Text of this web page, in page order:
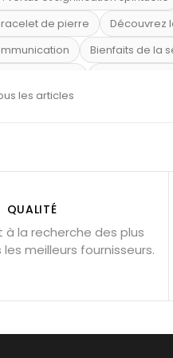
de pierre
Découvrez
Bienfaits de la
bienfaits
?
Guide des pierres de
Pierres anti-déprime
Géode
les articles
QUALITÉ
la recherche des plus
meilleurs fournisseurs.